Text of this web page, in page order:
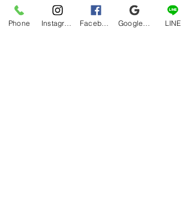
ています。
僕もひとりでも多くの人に必要とされ
Phone LINE